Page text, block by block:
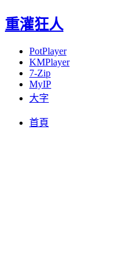
重灌狂人
PotPlayer
KMPlayer
7-Zip
MyIP
大字
首頁